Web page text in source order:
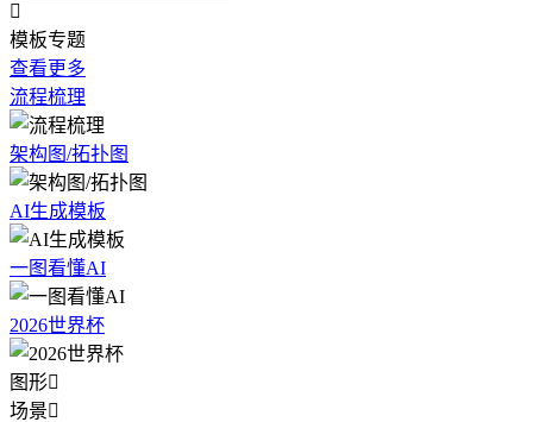

模板专题
查看更多
流程梳理
架构图/拓扑图
AI生成模板
一图看懂AI
2026世界杯
图形
场景